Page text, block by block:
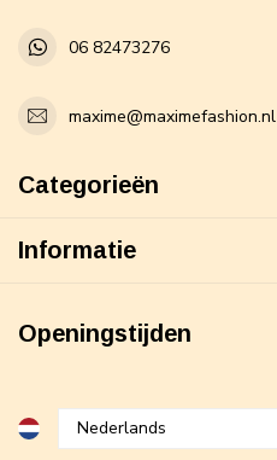
06 82473276
maxime@maximefashion.nl
Categorieën
Informatie
Openingstijden